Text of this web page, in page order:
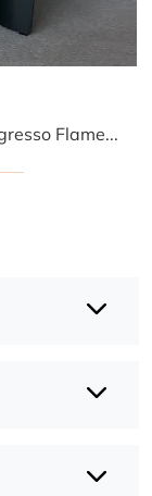
Clicca e leggi di più sul mobile per l'ingresso Flame Consolle di Bonaldo! Potrai arredare spazi design ammobiliandoli alla perfezione.